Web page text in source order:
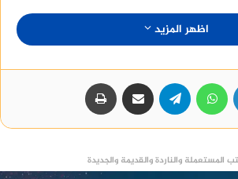
اظهر المزيد
المستعملة والناردة والقديمة والجديدة